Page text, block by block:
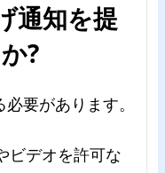
通知を提
?
要があります。
ビデオを許可な